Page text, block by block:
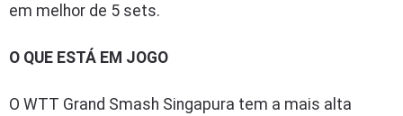
em melhor de 5 sets.
O QUE ESTÁ EM JOGO
O WTT Grand Smash Singapura tem a mais alta